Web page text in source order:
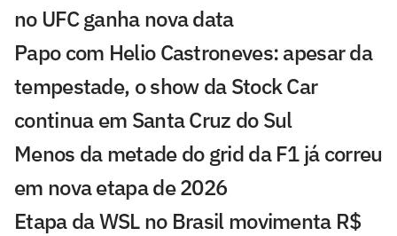
no UFC ganha nova data
Papo com Helio Castroneves: apesar da
tempestade, o show da Stock Car
continua em Santa Cruz do Sul
Menos da metade do grid da F1 já correu
em nova etapa de 2026
Etapa da WSL no Brasil movimenta R$